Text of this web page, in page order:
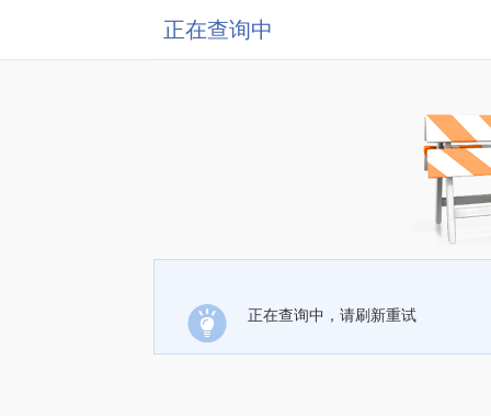
正在查询中
正在查询中，请刷新重试